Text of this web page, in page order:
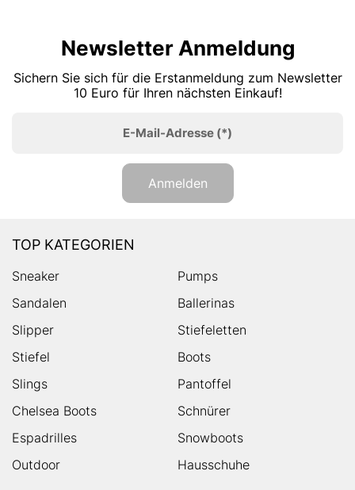
Newsletter Anmeldung
Sichern Sie sich für die Erstanmeldung zum Newsletter
10 Euro für Ihren nächsten Einkauf!
E-Mail-Adresse (*)
Anmelden
TOP KATEGORIEN
Sneaker
Pumps
Sandalen
Ballerinas
Slipper
Stiefeletten
Stiefel
Boots
Slings
Pantoffel
Chelsea Boots
Schnürer
Espadrilles
Snowboots
Outdoor
Hausschuhe